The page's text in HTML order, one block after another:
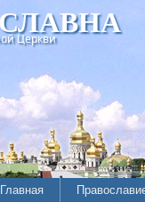
Церкви
Главная